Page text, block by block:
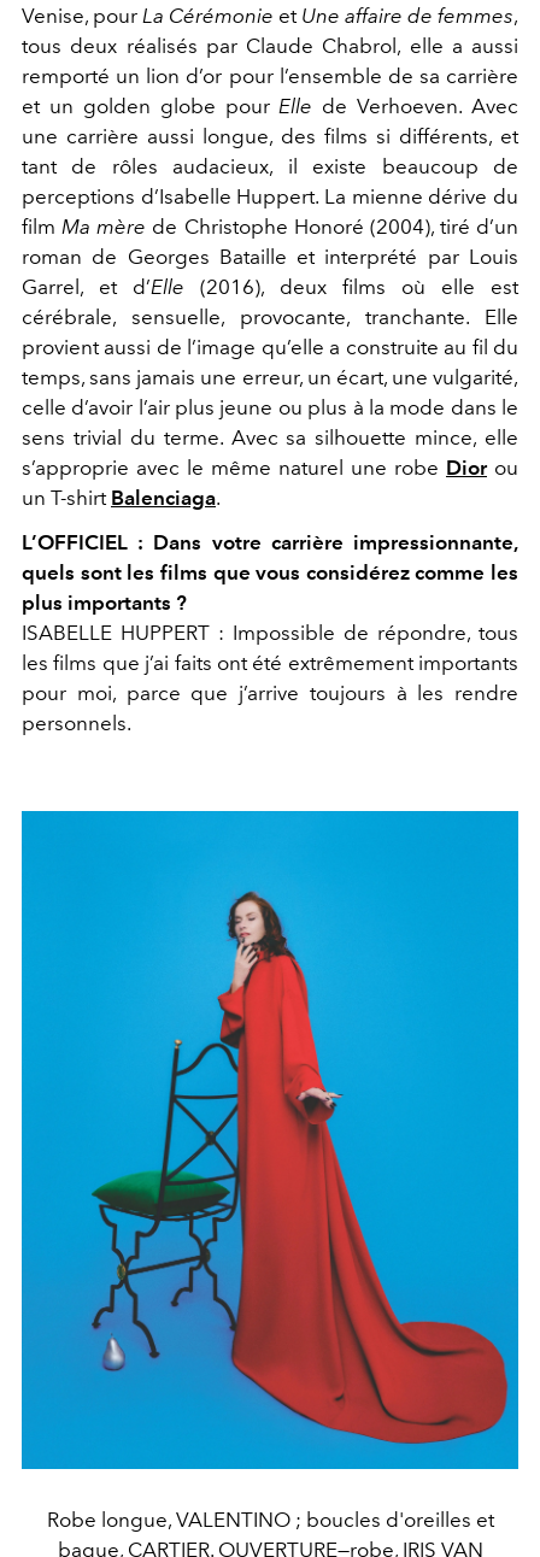
Venise, pour La Cérémonie et Une affaire de femmes,
tous deux réalisés par Claude Chabrol, elle a aussi
remporté un lion d’or pour l’ensemble de sa carrière
et un golden globe pourElle de Verhoeven. Avec
une carrière aussi longue, des films si différents, et
tant de rôles audacieux, il existe beaucoup de
perceptions d’Isabelle Huppert. La mienne dérive du
filmMa mère de Christophe Honoré (2004), tiré d’un
roman de Georges Bataille et interprété par Louis
Garrel, et d’Elle (2016), deux films où elle est
cérébrale, sensuelle, provocante, tranchante. Elle
provient aussi de l’image qu’elle a construite au fil du
temps, sans jamais une erreur, un écart, une vulgarité,
celle d’avoir l’air plus jeune ou plus à la mode dans le
sens trivial du terme. Avec sa silhouette mince, elle
s’approprie avec le même naturel une robe Diorou
un T-shirt Balenciaga.
L’OFFICIEL : Dans votre carrière impressionnante,
quels sont les films que vous considérez comme les
plus importants ?
ISABELLE HUPPERT : Impossible de répondre, tous
les films que j’ai faits ont été extrêmement importants
pour moi, parce que j’arrive toujours à les rendre
personnels.
Robe longue, VALENTINO ; boucles d'oreilles et
bague, CARTIER. OUVERTURE—robe, IRIS VAN